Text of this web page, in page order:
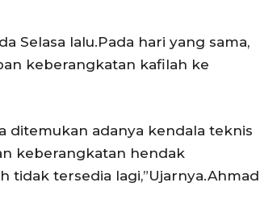
Selasa lalu.Pada hari yang sama,
keberangkatan kafilah ke
ditemukan adanya kendala teknis
keberangkatan hendak
tidak tersedia lagi,”Ujarnya.Ahmad